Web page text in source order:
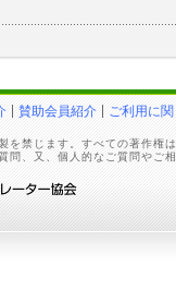
賛助会員紹介 ご利用に
を禁じます。すべての著作権
問、又、個人的なご質問やご